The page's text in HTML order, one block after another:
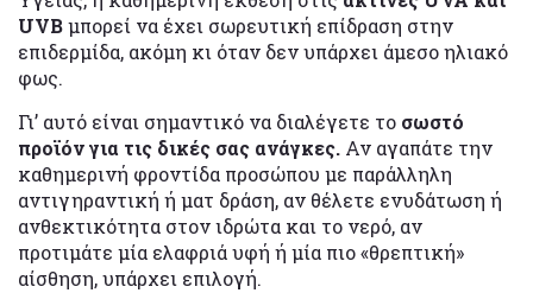
UVBμπορεί να έχει σωρευτική επίδραση στην
επιδερμίδα, ακόμη κι όταν δεν υπάρχει άμεσο ηλιακό
φως.
Γι’ αυτό είναι σημαντικό να διαλέγετε το σωστό
προϊόν για τις δικές σας ανάγκες. Αν αγαπάτε την
καθημερινή φροντίδα προσώπου με παράλληλη
αντιγηραντική ή ματ δράση, αν θέλετε ενυδάτωση ή
ανθεκτικότητα στον ιδρώτα και το νερό, αν
προτιμάτε μία ελαφριά υφή ή μία πιο «θρεπτική»
αίσθηση, υπάρχει επιλογή.